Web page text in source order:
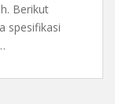
Berikut
spesifikasi